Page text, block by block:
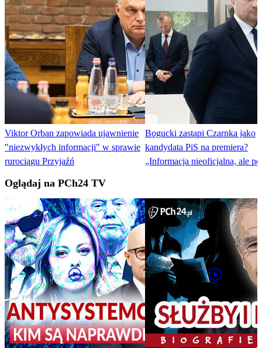
Viktor Orban zapowiada ujawnienie
"niezwykłych informacji" w sprawie
rurociągu Przyjaźń
Bogucki zastąpi Czarnka jako
kandydata PiS na premiera?
„Informacja nieoficjalna, ale
Oglądaj na PCh24 TV